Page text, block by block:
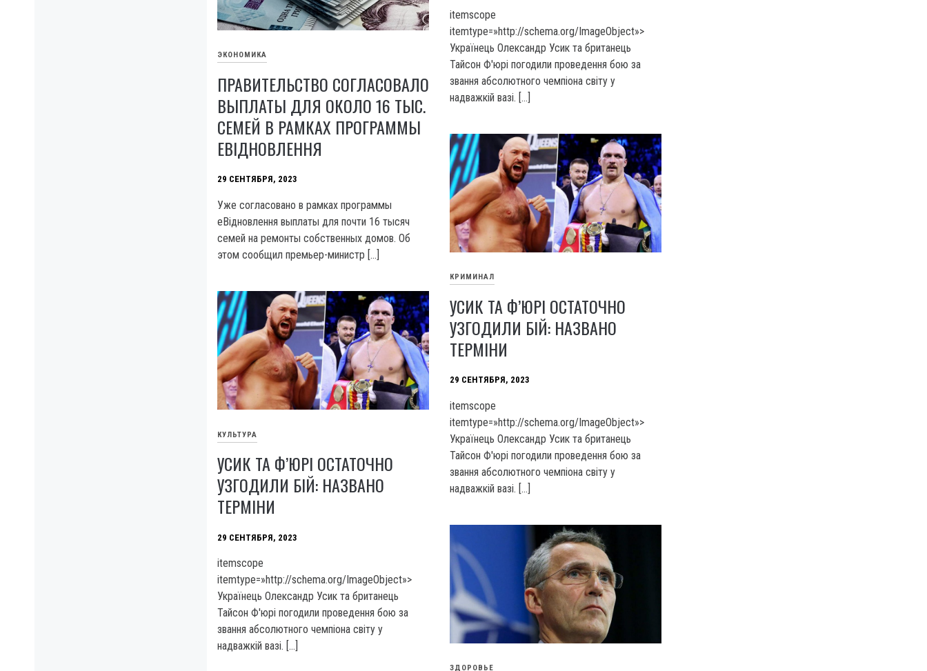
itemscope
itemtype=»http://schema.org/ImageObject»>
Українець Олександр Усик та британець
Тайсон Ф'юрі погодили проведення бою за
звання абсолютного чемпіона світу у
надважкій вазі. […]
ЭКОНОМИКА
ПРАВИТЕЛЬСТВО СОГЛАСОВАЛО
ВЫПЛАТЫ ДЛЯ ОКОЛО 16 ТЫС.
СЕМЕЙ В РАМКАХ ПРОГРАММЫ
ЕВІДНОВЛЕННЯ
29 СЕНТЯБРЯ, 2023
Уже согласовано в рамках программы
еВідновлення выплаты для почти 16 тысяч
семей на ремонты собственных домов. Об
этом сообщил премьер-министр […]
КРИМИНАЛ
УСИК ТА Ф’ЮРІ ОСТАТОЧНО
УЗГОДИЛИ БІЙ: НАЗВАНО
ТЕРМІНИ
29 СЕНТЯБРЯ, 2023
itemscope
itemtype=»http://schema.org/ImageObject»>
Українець Олександр Усик та британець
Тайсон Ф'юрі погодили проведення бою за
звання абсолютного чемпіона світу у
надважкій вазі. […]
КУЛЬТУРА
УСИК ТА Ф’ЮРІ ОСТАТОЧНО
УЗГОДИЛИ БІЙ: НАЗВАНО
ТЕРМІНИ
29 СЕНТЯБРЯ, 2023
itemscope
itemtype=»http://schema.org/ImageObject»>
Українець Олександр Усик та британець
Тайсон Ф'юрі погодили проведення бою за
звання абсолютного чемпіона світу у
надважкій вазі. […]
ЗДОРОВЬЕ